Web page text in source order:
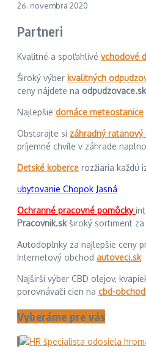
26. novembra 2020
Partneri
Kvalitné a spoľahlivé vchodové
Široký výber kvalitných
ceny nájdete na odpudzovace.sk
Najlepšie domáce meteostanice
Obstarajte si záhradný ratanový
príjemné chvíle v záhrade
Detské koberce rozžiaria každú
ubytovanie Chopok Jasná
Ochranné pracovné pomôcky
Pracovnik.skširoký sortiment za
Autodoplnky za najlepšie ceny
Internetový obchod autoveci.sk
Najširší výber CBD olejov,
porovnávači cien na cbd-
Vyberáme pre vás
1